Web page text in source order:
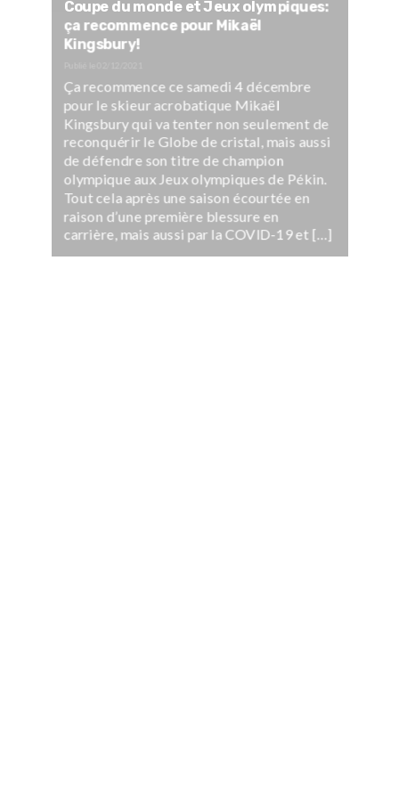
Coupe du monde et Jeux olympiques:
ça recommence pour Mikaël
Kingsbury!
Ça recommence ce samedi 4 décembre
pour le skieur acrobatique Mikaël
Kingsbury qui va tenter non seulement de
reconquérir le Globe de cristal, mais aussi
de défendre son titre de champion
olympique aux Jeux olympiques de Pékin.
Tout cela après une saison écourtée en
raison d’une première blessure en
carrière, mais aussi par la COVID-19 et […]